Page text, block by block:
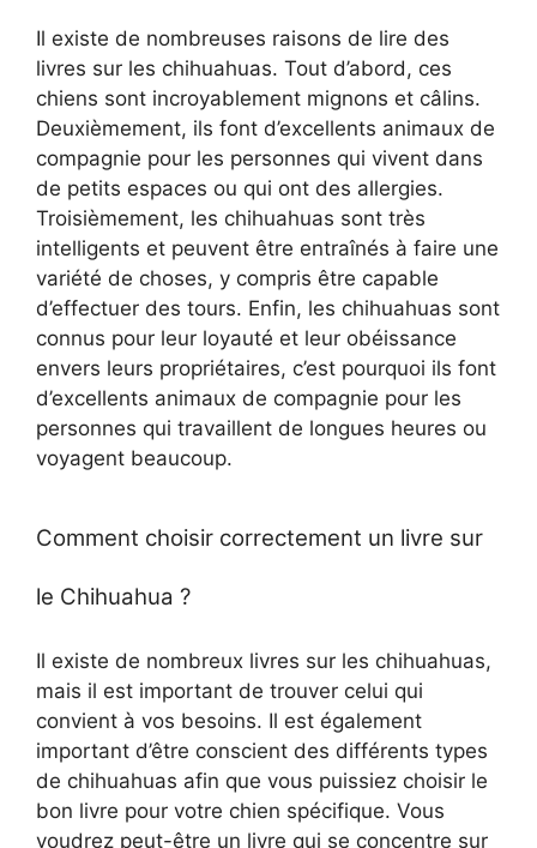
Il existe de nombreuses raisons de lire des
livres sur les chihuahuas. Tout d’abord, ces
chiens sont incroyablement mignons et câlins.
Deuxièmement, ils font d’excellents animaux de
compagnie pour les personnes qui vivent dans
de petits espaces ou qui ont des allergies.
Troisièmement, les chihuahuas sont très
intelligents et peuvent être entraînés à faire une
variété de choses, y compris être capable
d’effectuer des tours. Enfin, les chihuahuas sont
connus pour leur loyauté et leur obéissance
envers leurs propriétaires, c’est pourquoi ils font
d’excellents animaux de compagnie pour les
personnes qui travaillent de longues heures ou
voyagent beaucoup.
Comment choisir correctement un livre sur
le Chihuahua ?
Il existe de nombreux livres sur les chihuahuas,
mais il est important de trouver celui qui
convient à vos besoins. Il est également
important d’être conscient des différents types
de chihuahuas afin que vous puissiez choisir le
bon livre pour votre chien spécifique. Vous
voudrez peut-être un livre qui se concentre sur